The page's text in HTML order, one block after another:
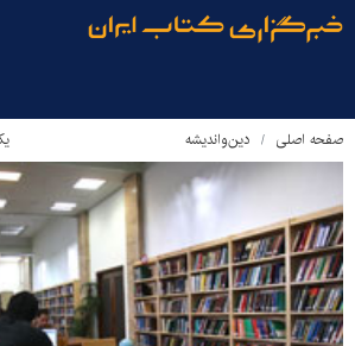
صفحه اصلی دین‌واندیشه